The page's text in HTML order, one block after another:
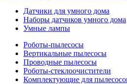
Датчики для умного дома
Наборы датчиков умного дома
Умные лампы
Роботы-пылесосы
Вертикальные пылесосы
Проводные пылесосы
Роботы-стеклоочистители
Комплектующие для